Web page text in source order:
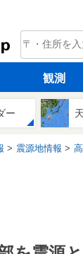
tenki.jp
観測
ー
震源地情報